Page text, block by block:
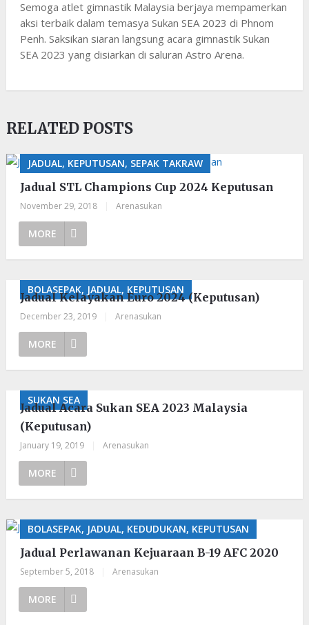
Semoga atlet gimnastik Malaysia berjaya mempamerkan
aksi terbaik dalam temasya Sukan SEA 2023 di Phnom
Penh. Saksikan siaran langsung acara gimnastik Sukan
SEA 2023 yang disiarkan di saluran Astro Arena.
RELATED POSTS
JADUAL, KEPUTUSAN, SEPAK TAKRAW
Jadual STL Champions Cup 2024 Keputusan
November 29, 2018 Arenasukan
MORE
BOLASEPAK, JADUAL, KEPUTUSAN
Jadual Kelayakan Euro 2024 (Keputusan)
December 23, 2019 Arenasukan
MORE
SUKAN SEA
Jadual Acara Sukan SEA 2023 Malaysia
(Keputusan)
January 19, 2019 Arenasukan
MORE
BOLASEPAK, JADUAL, KEDUDUKAN, KEPUTUSAN
Jadual Perlawanan Kejuaraan B-19 AFC 2020
September 5, 2018 Arenasukan
MORE